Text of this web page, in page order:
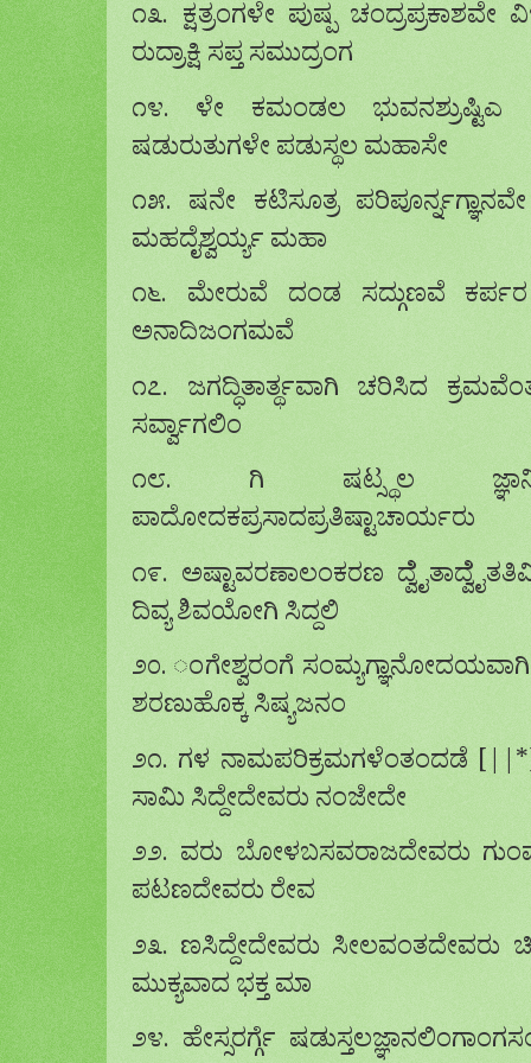
೧೩. ಕ್ಷತ್ರಂಗಳೇ ಪುಷ್ಪ
ರುದ್ರಾಕ್ಷಿ ಸಪ್ತ ಸಮುದ್ರಂಗ
೧೪. ಳೇ ಕಮಂಡಲ ಭುವನಶ್ರುಷ್ಟಿಎ
ಷಡುರುತುಗಳೇ ಪಡುಸ್ಥಲ ಮಹಾಸೇ
೧೫. ಷನೇ ಕಟಿಸೂತ್ರ
ಮಹದೈಶ್ವರ್ಯ್ಯ ಮಹಾ
೧೬. ಮೇರುವೆ ದಂಡ ಸದ್ಗುಣವೆ
ಅನಾದಿಜಂಗಮವೆ
೧೭. ಜಗದ್ಧಿತಾರ್ತ್ಥವಾಗಿ ಚರಿಸಿದ
ಸರ್ವ್ವಾಗಲಿಂ
೧೮. ಗಿ ಷಟ್ಸ್ಥಲ ಜ್ಞಾನಿ
ಪಾದೋದಕಪ್ರಸಾದಪ್ರತಿಷ್ಟಾಚಾರ್ಯರು
೧೯. ಅಷ್ಟಾವರಣಾಲಂಕರಣ
ದಿವ್ಯ ಶಿವಯೋಗಿ ಸಿದ್ದಲಿ
೨೦. ಂಗೇಶ್ವರಂಗೆ
ಶರಣುಹೊಕ್ಕ ಸಿಷ್ಯಜನಂ
೨೧. ಗಳ ನಾಮಪರಿಕ್ರಮಗಳೆಂತಂದಡೆ
ಸಾಮಿ ಸಿದ್ದೇದೇವರು ನಂಜೇದೇ
೨೨. ವರು ಬೋಳಬಸವರಾಜದೇವರು
ಪಟಣದೇವರು ರೇವ
೨೩. ಣಸಿದ್ದೇದೇವರು
ಮುಕ್ಯವಾದ ಭಕ್ತ ಮಾ
೨೪. ಹೇಸ್ಸರರ್ಗ್ಗೆ